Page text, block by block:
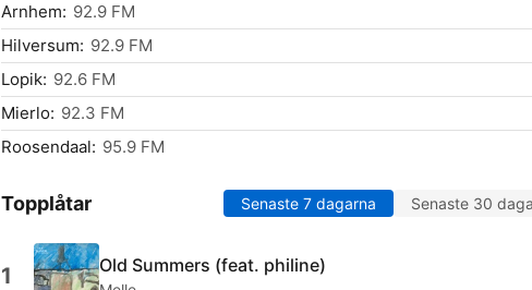
Arnhem: 92.9 FM
Hilversum: 92.9 FM
Lopik: 92.6 FM
Mierlo: 92.3 FM
Roosendaal: 95.9 FM
Topplåtar Senaste 7 dagarna Senaste 30
1 Old Summers (feat. philine)